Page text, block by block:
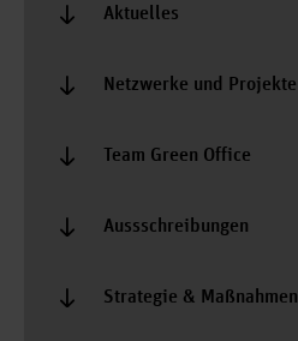
Aktuelles
Netzwerke und Projekte
Team Green Office
Aussschreibungen
Strategie & Maßnahmen